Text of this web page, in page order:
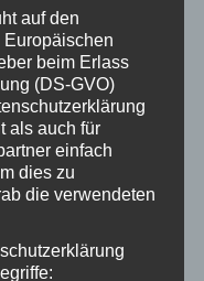
auf den
beim Erlass
(DS-GVO)
als auch für
einfach
dies zu
die verwendeten